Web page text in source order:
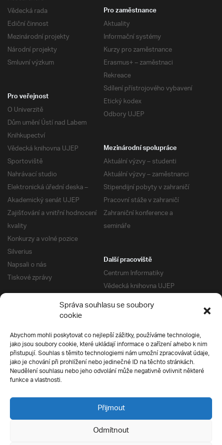
Správa souhlasu se soubory
cookie
Abychom mohli poskytovat co nejlepší zážitky, používáme technologie,
jako jsou soubory cookie, které ukládají informace o zařízení a/nebo k nim
přistupují. Souhlas s těmito technologiemi nám umožní zpracovávat údaje,
jako je chování při prohlížení nebo jedinečné ID na těchto stránkách.
Neudělení souhlasu nebo jeho odvolání může negativně ovlivnit některé
funkce a vlastnosti.
Přijmout
Odmítnout
Vědecká rada
Ediční činnost
Mezinárodní projekty
Národní projekty
Smluvní výzkum
Pro zaměstnance
Aktuality
Informační systémy
Kurzy pro zaměstnance
Erasmus+ – zaměstnaci
Rekreace
Sdílení přístrojového vybavení
Etický kodex
Odbory UJEP
Pro veřejnost
O Univerzitě
Dům umění Ústí nad Labem
Knihkupectví
Vědecká knihovna UJEP
Sportoviště
Nahrávací studio
Elektronická úřední deska –
Akademický senát UJEP
Zajišťování a vnitřní hodnocení
kvality
Konkurzy a volné pozice
Silverius
Napsali o nás
Tiskové zprávy
Mezinárodní spolupráce
Aktuální výzvy – studenti
Aktuální výzvy – zaměstnanci
Stipendijní pobyty v zahraničí
Pracovní stáže v zahraničí
Zahraniční konference a
semináře
Další pracoviště
Centrum Informatiky
Vědecká knihovna UJEP
Správa kolejí a menz
Univerzitní centrum podpory
Silverius
Pro uchazeče
Přijímací řízení
E-prihlaska
Přípravné kurzy
Ochrana soukromí